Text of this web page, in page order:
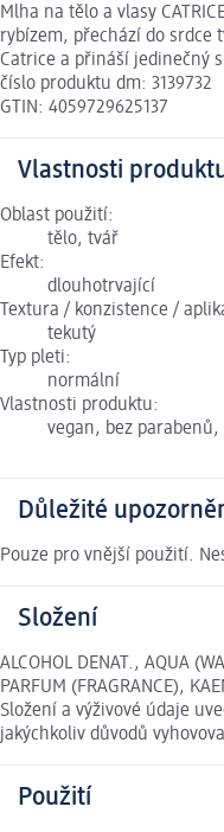
Mlha na tělo a vlasy
rybízem, přechází do srdce
Catrice a přináší jedinečný
číslo produktu dm: 3139732
GTIN: 4059729625137
Vlastnosti
Oblast použití:
tělo, tvář
Efekt:
dlouhotrvající
Textura / konzistence /
tekutý
Typ pleti:
normální
Vlastnosti produktu:
vegan, bez parabenů,
Důležité
Pouze pro vnější použití.
Složení
ALCOHOL DENAT., AQUA
PARFUM (FRAGRANCE),
Složení a výživové údaje
jakýchkoliv důvodů
Použití